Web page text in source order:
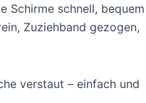
Schirme schnell, bequem
Zuziehband gezogen,
verstaut – einfach und